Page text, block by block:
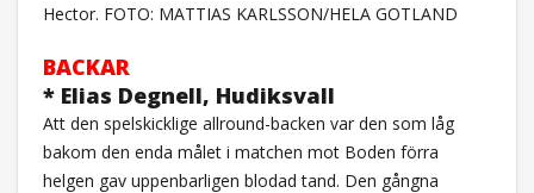
Hector. FOTO: MATTIAS KARLSSON/HELA GOTLAND
BACKAR
* Elias Degnell, Hudiksvall
Att den spelskicklige allround-backen var den som låg
bakom den enda målet i matchen mot Boden förra
helgen gav uppenbarligen blodad tand. Den gångna